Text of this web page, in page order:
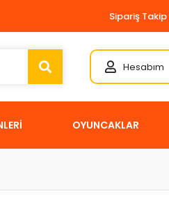
Sipariş Takip
Hesabım
OYUNCAKLAR